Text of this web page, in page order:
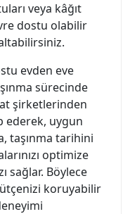
veya kâğıt
dostu olabilir
evden eve
sürecinde
şirketlerinden
ederek, uygun
taşınma tarihini
optimize
sağlar. Böylece
koruyabilir